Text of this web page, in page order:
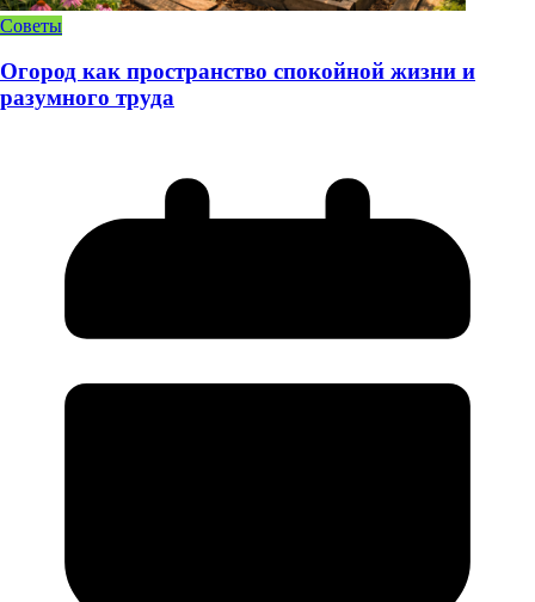
Советы
Огород как пространство спокойной жизни и
разумного труда